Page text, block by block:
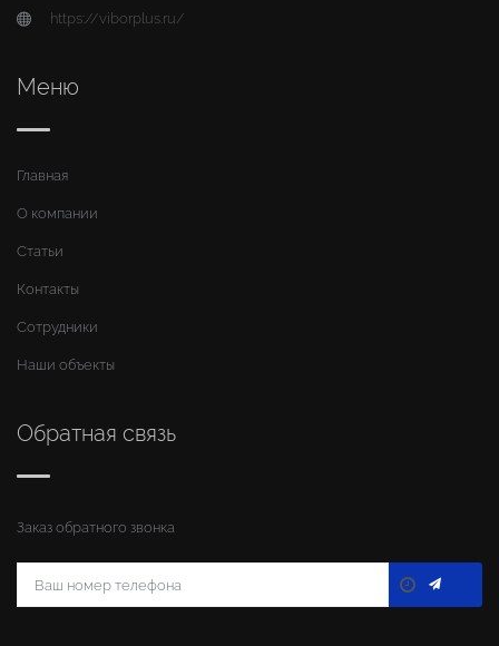
https://viborplus.ru/
Меню
Главная
О компании
Статьи
Контакты
Сотрудники
Наши объекты
Обратная связь
Заказ обратного звонка